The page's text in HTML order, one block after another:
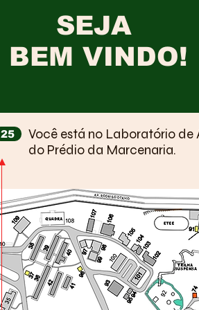
SEJA
BEM VINDO!
25
Você está no Laboratório
do Prédio da Marcenaria.